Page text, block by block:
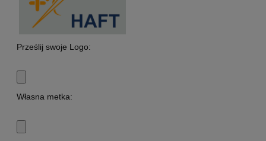
Prześlij swoje Logo:
Własna metka: